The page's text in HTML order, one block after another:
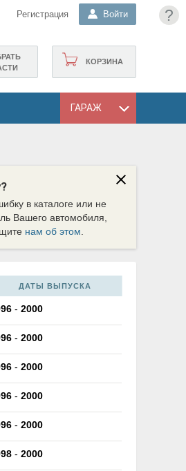
?
Регистрация Войти
КОРЗИНА
ГАРАЖ
в каталоге или не
Вашего автомобиля,
нам об этом
ДАТЫ ВЫПУСКА
- 2000
- 2000
- 2000
- 2000
- 2000
- 2000